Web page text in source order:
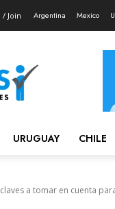
/ Join Argentina Mexico
URUGUAY CHILE
a tomar en cuenta